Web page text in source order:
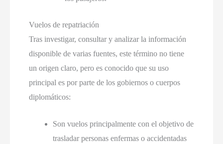
Vuelos de repatriación
Tras investigar,consultar y analizar la información
disponible de varias fuentes,este término no tiene
un origen claro,pero es conocido que su uso
principal es por parte de los gobiernos o cuerpos
diplomáticos:
Son vuelos principalmente con el objetivo de
trasladar personas enfermas o accidentadas